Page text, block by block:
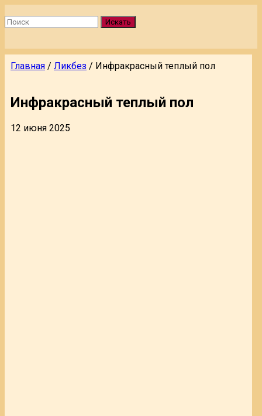
Искать
Главная / Ликбез / Инфракрасный теплый пол
Инфракрасный теплый пол
12 июня 2025